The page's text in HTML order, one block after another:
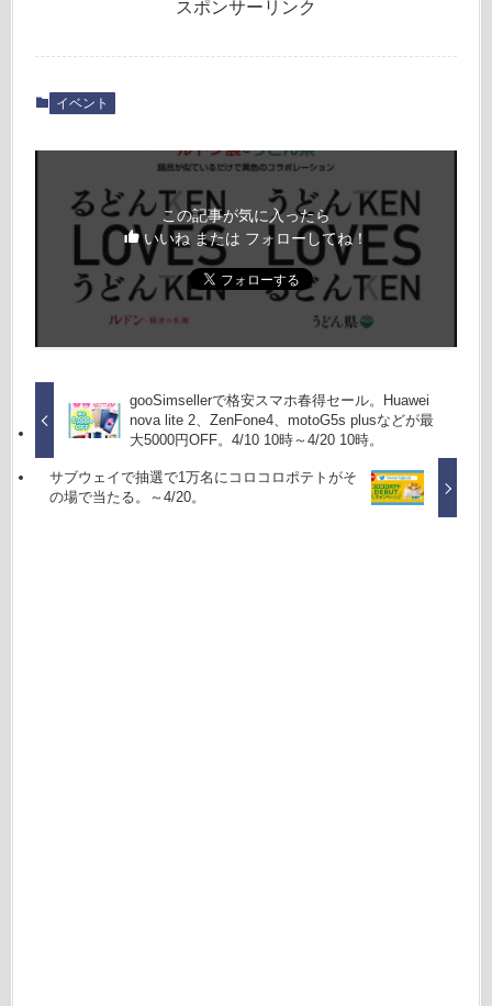
スポンサーリンク
イベント
この記事が気に入ったら
いいね または フォローしてね！
gooSimsellerで格安スマホ春得セール。Huawei
nova lite 2、ZenFone4、motoG5s plusなどが最
大5000円OFF。4/10 10時～4/20 10時。
サブウェイで抽選で1万名にコロコロポテトがそ
の場で当たる。～4/20。